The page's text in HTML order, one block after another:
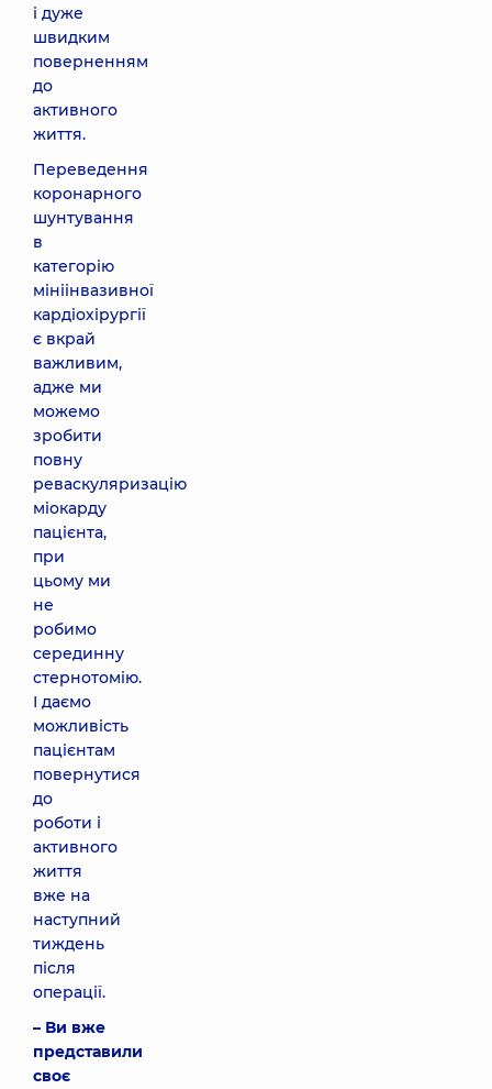
і дуже
швидким
поверненням
до
активного
життя.
Переведення
коронарного
шунтування
в
категорію
мініінвазивної
кардіохірургії
є вкрай
важливим,
адже ми
можемо
зробити
повну
реваскуляризацію
міокарду
пацієнта,
при
цьому ми
не
робимо
серединну
стернотомію.
І даємо
можливість
пацієнтам
повернутися
до
роботи і
активного
життя
вже на
наступний
тиждень
після
операції.
– Ви вже
представили
своє